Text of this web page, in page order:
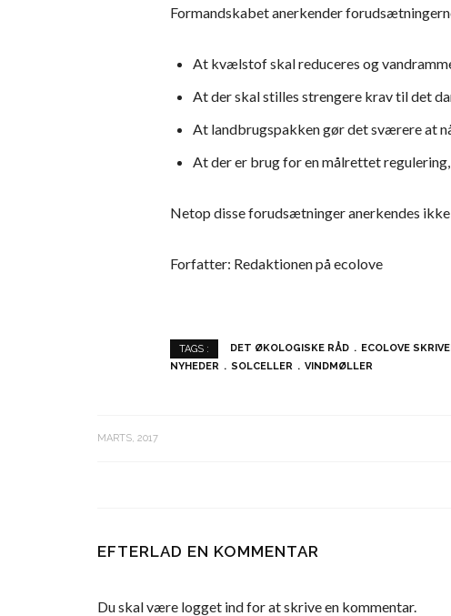
Formandskabet anerkender
At kvælstof skal reduceres og
At der skal stilles strengere krav til det
At landbrugspakken gør det sværere at
At der er brug for en målrettet
Netop disse forudsætninger anerkendes
Forfatter: Redaktionen på ecolove
TAGS : DET ØKOLOGISKE RÅD ECOLOVE
NYHEDER
SOLCELLER VINDMØLLER
MARTS, 2017
EFTERLAD EN KOMMENTAR
Du skal være logget indfor at skrive en kommentar.